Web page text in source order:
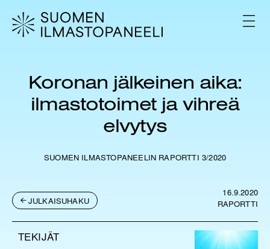
V
A
Koronan jälkeinen aika:
ilmastotoimet ja vihreä
elvytys
SUOMEN ILMASTOPANEELIN RAPORTTI 3/2020
JULKAISUHAKU
16.9.2020
RAPORTTI
TEKIJÄT